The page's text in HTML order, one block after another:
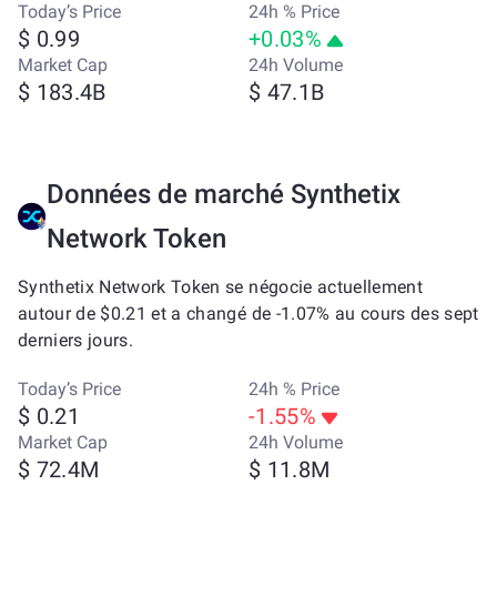
Today’s Price
$ 0.99
24h % Price
+0.03%
Market Cap
$ 183.4B
24h Volume
$ 47.1B
Données de marché Synthetix
Network Token
Synthetix Network Token se négocie actuellement
autour de $0.21 et a changé de -1.07% au cours des sept
derniers jours.
Today’s Price
$ 0.21
24h % Price
-1.55%
Market Cap
$ 72.4M
24h Volume
$ 11.8M